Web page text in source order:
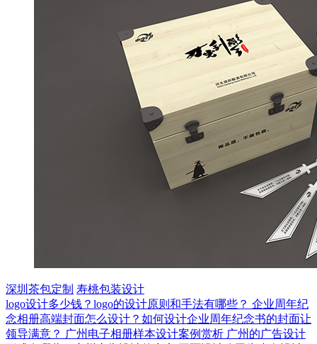
深圳茶包定制 寿桃包装设计
logo设计多少钱？logo的设计原则和手法有哪些？ 企业周年纪
念相册高端封面怎么设计？如何设计企业周年纪念书的封面让
领导满意？ 广州电子相册样本设计案例赏析 广州的广告设计